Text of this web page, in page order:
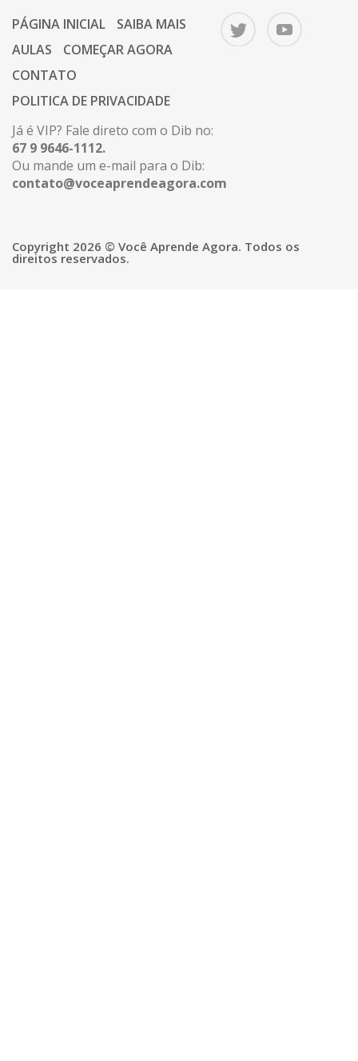
PÁGINA INICIAL
SAIBA MAIS
AULAS
COMEÇAR AGORA
CONTATO
POLITICA DE PRIVACIDADE
Já é VIP? Fale direto com o Dib no:
67 9 9646-1112.
Ou mande um e-mail para o Dib:
contato@voceaprendeagora.com
Copyright 2026 © Você Aprende Agora. Todos os
direitos reservados.